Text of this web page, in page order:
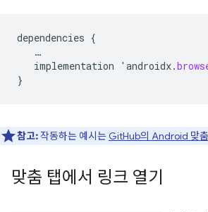
dependencies {
…
implementation
' androidx.
}
참고:작동하는 예시는 GitHub의 Android 맞춤
맞춤 탭에서 링크 열기